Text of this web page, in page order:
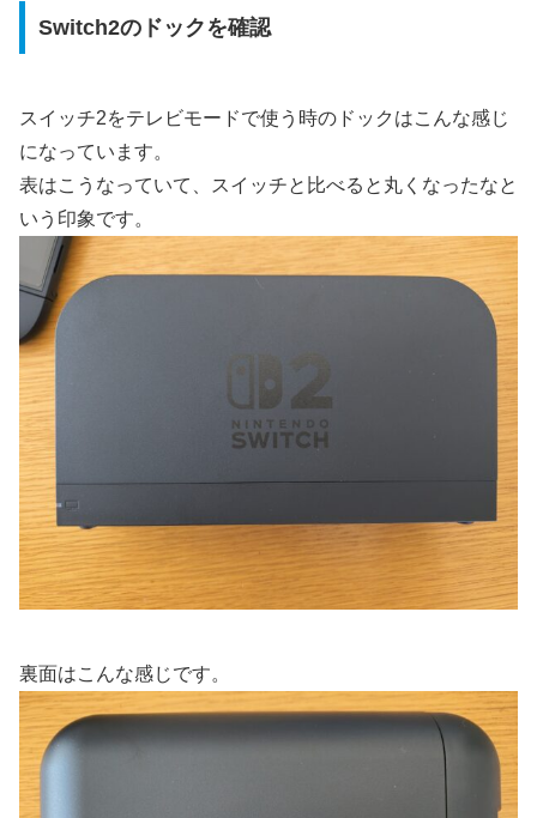
Switch2のドックを確認
スイッチ2をテレビモードで使う時のドックはこんな感じ
になっています。
表はこうなっていて、スイッチと比べると丸くなったなと
いう印象です。
裏面はこんな感じです。